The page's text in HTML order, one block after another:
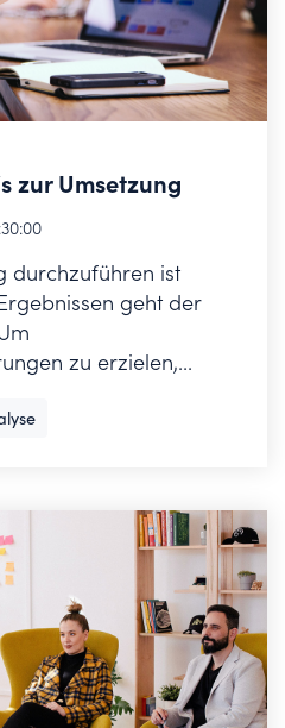
zur Umsetzung
durchzuführen ist
geht der
zu erzielen,...